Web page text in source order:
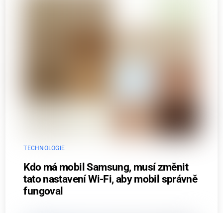
TECHNOLOGIE
Kdo má mobil Samsung, musí změnit
tato nastavení Wi-Fi, aby mobil správně
fungoval